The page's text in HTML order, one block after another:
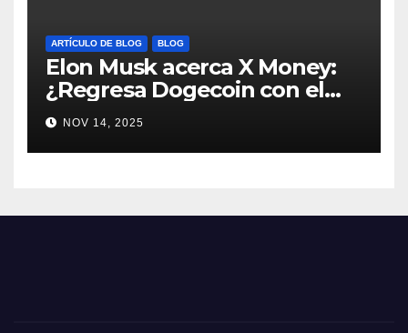
ARTÍCULO DE BLOG BLOG
Elon Musk acerca X Money:
¿Regresa Dogecoin con el
nuevo pago nativo? #Cripto
#Dogecoin
NOV 14, 2025